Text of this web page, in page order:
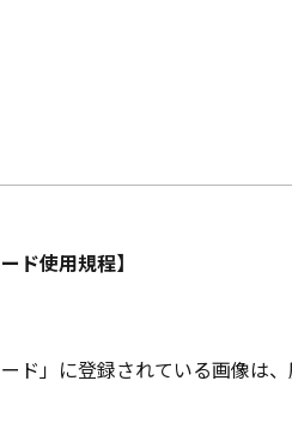
ド使用規程】
ード」に登録されている画像は